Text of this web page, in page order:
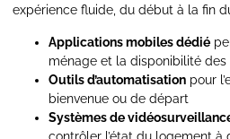
expérience fluide, du début à la fin
Applications mobiles dédié
ménage et la disponibilité
Outils d’automatisation pour
bienvenue ou de départ
Systèmes de
contrôler l’état du logement à